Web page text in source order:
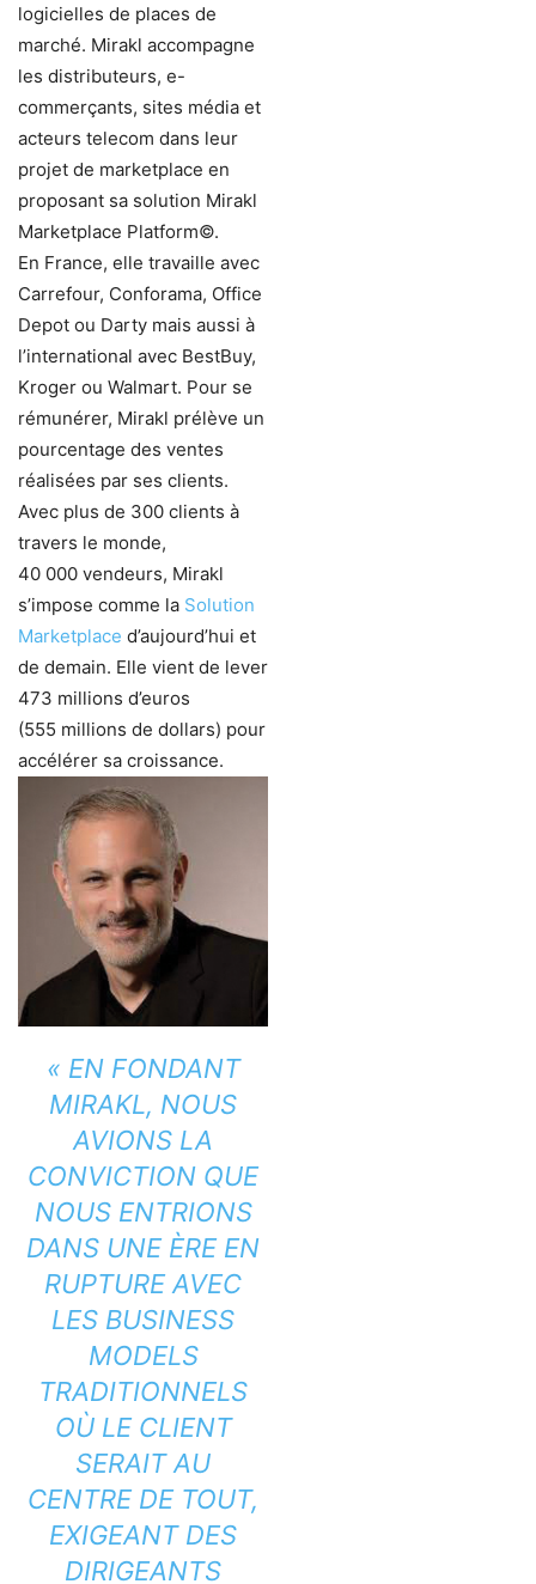
logicielles de places de
marché. Mirakl accompagne
les distributeurs, e-
commerçants, sites média et
acteurs telecom dans leur
projet de marketplace en
proposant sa solution Mirakl
Marketplace Platform©.
En France, elle travaille avec
Carrefour, Conforama, Office
Depot ou Darty mais aussi à
l’international avec BestBuy,
Kroger ou Walmart. Pour se
rémunérer, Mirakl prélève un
pourcentage des ventes
réalisées par ses clients.
Avec plus de 300 clients à
travers le monde,
40 000 vendeurs, Mirakl
s’impose comme la Solution
Marketplace d’aujourd’hui et
de demain. Elle vient de lever
473 millions d’euros
(555 millions de dollars) pour
accélérer sa croissance.
« EN FONDANT
MIRAKL, NOUS
AVIONS LA
CONVICTION QUE
NOUS ENTRIONS
DANS UNE ÈRE EN
RUPTURE AVEC
LES BUSINESS
MODELS
TRADITIONNELS
OÙ LE CLIENT
SERAIT AU
CENTRE DE TOUT,
EXIGEANT DES
DIRIGEANTS